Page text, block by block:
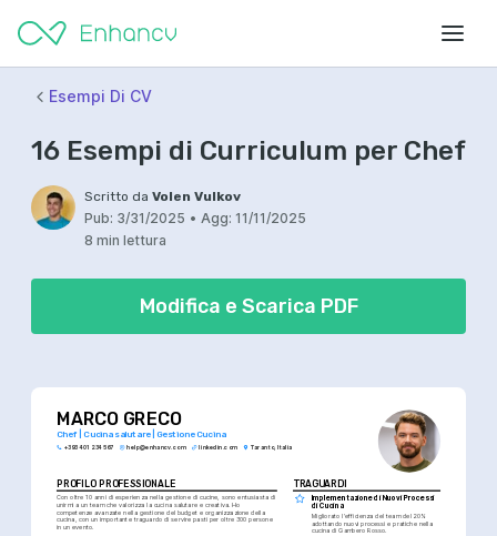
Esempi Di CV
16 Esempi di Curriculum per Chef
Scritto da Volen Vulkov
Pub: 3/31/2025 • Agg: 11/11/2025
8 min lettura
Modifica e Scarica PDF
MARCO GRECO
Chef | Cucina salutare | Gestione Cucina
+393 401 234 567 help@enhancv.com linkedin.com Taranto, Italia
PROFILO PROFESSIONALE
Con oltre 10 anni di esperienza nella gestione di cucine, sono entusiasta di
unirmi a un team che valorizza la cucina salutare e creativa. Ho
competenze avanzate nella gestione del budget e organizzazione della
cucina, con un importante traguardo di servire pasti per oltre 300 persone
in un evento.
TRAGUARDI
Implementazione di Nuovi Processi
di Cucina
Migliorato l'efficienza del team del 20%
adottando nuovi processi e pratiche nella
cucina di Gambero Rosso.